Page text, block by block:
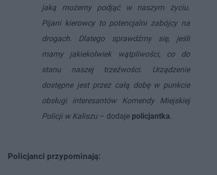
jaką możemy podjąć w naszym życiu.
Pijani kierowcy to potencjalni zabójcy na
drogach. Dlatego sprawdźmy się, jeśli
mamy jakiekolwiek wątpliwości, co do
stanu naszej trzeźwości. Urządzenie
dostępne jest przez całą dobę w punkcie
obsługi interesantów Komendy Miejskiej
Policji w Kaliszu– dodaje policjantka.
Policjanci przypominają: